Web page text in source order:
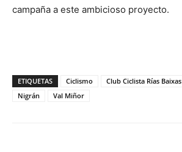
campaña a este ambicioso proyecto.
ETIQUETAS Ciclismo Club Ciclista Rías Baixas
Nigrán
Val Miñor